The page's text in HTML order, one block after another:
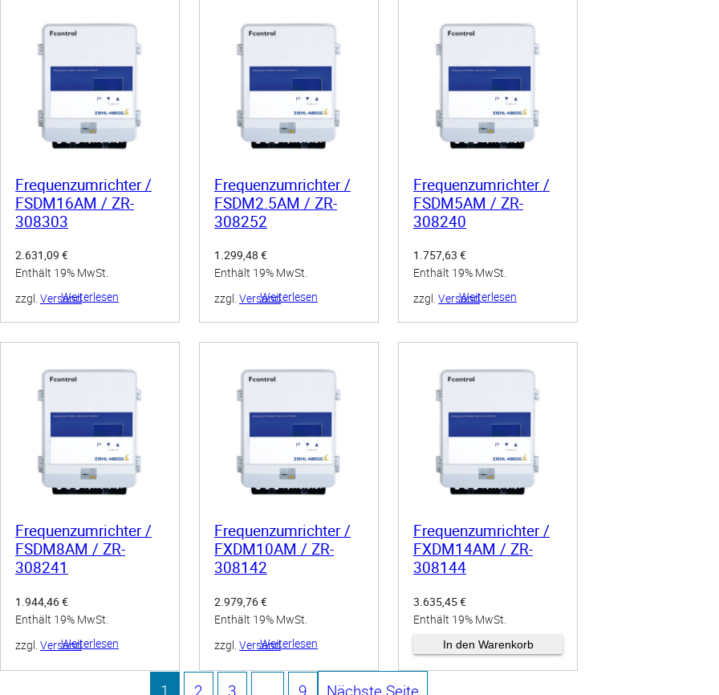
Frequenzumrichter /
FSDM16AM / ZR-
308303
2.631,09 €
Enthält 19% MwSt.
zzgl. VersandWeiterlesen
Frequenzumrichter /
FSDM2.5AM / ZR-
308252
1.299,48 €
Enthält 19% MwSt.
zzgl. VersandWeiterlesen
Frequenzumrichter /
FSDM5AM / ZR-
308240
1.757,63 €
Enthält 19% MwSt.
zzgl. VersandWeiterlesen
Frequenzumrichter /
FSDM8AM / ZR-
308241
1.944,46€
Enthält 19% MwSt.
zzgl. VersandWeiterlesen
Frequenzumrichter /
FXDM10AM / ZR-
308142
2.979,76€
Enthält 19% MwSt.
zzgl. VersandWeiterlesen
Frequenzumrichter /
FXDM14AM / ZR-
308144
3.635,45€
Enthält 19% MwSt.
Versand
In den Warenkorb
1 2 3 ... 9 Nächste Seite